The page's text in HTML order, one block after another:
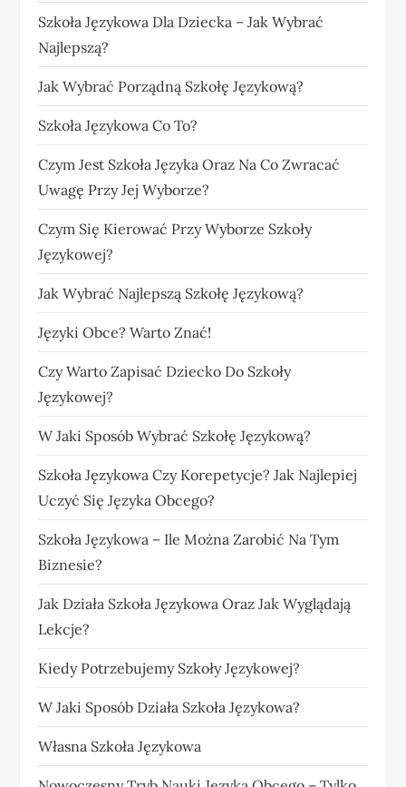
Szkoła Językowa Dla Dziecka – Jak Wybrać
Najlepszą?
Jak Wybrać Porządną Szkołę Językową?
Szkoła Językowa Co To?
Czym Jest Szkoła Języka Oraz Na Co Zwracać
Uwagę Przy Jej Wyborze?
Czym Się Kierować Przy Wyborze Szkoły
Językowej?
Jak Wybrać Najlepszą Szkołę Językową?
Języki Obce? Warto Znać!
Czy Warto Zapisać Dziecko Do Szkoły
Językowej?
W Jaki Sposób Wybrać Szkołę Językową?
Szkoła Językowa Czy Korepetycje? Jak Najlepiej
Uczyć Się Języka Obcego?
Szkoła Językowa – Ile Można Zarobić Na Tym
Biznesie?
Jak Działa Szkoła Językowa Oraz Jak Wyglądają
Lekcje?
Kiedy Potrzebujemy Szkoły Językowej?
W Jaki Sposób Działa Szkoła Językowa?
Własna Szkoła Językowa